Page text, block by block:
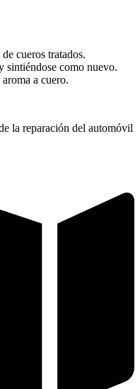
cueros tratados.
sintiéndose como nuevo.
a cuero.
la reparación del automóvil